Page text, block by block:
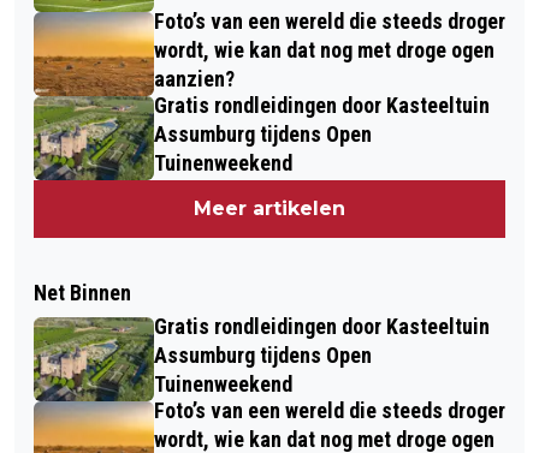
Foto’s van een wereld die steeds droger
wordt, wie kan dat nog met droge ogen
aanzien?
Gratis rondleidingen door Kasteeltuin
Assumburg tijdens Open
Tuinenweekend
Meer artikelen
Net Binnen
Gratis rondleidingen door Kasteeltuin
Assumburg tijdens Open
Tuinenweekend
Foto’s van een wereld die steeds droger
wordt, wie kan dat nog met droge ogen